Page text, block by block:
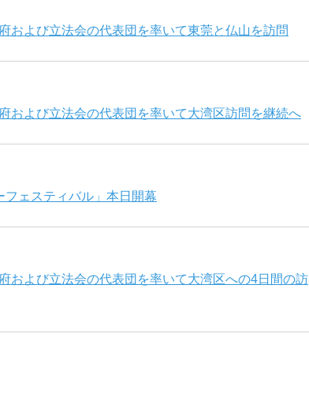
および立法会の代表団を率いて東莞と仏山を訪問
および立法会の代表団を率いて大湾区訪問を継続へ
ェスティバル」本日開幕
および立法会の代表団を率いて大湾区への4日間の訪